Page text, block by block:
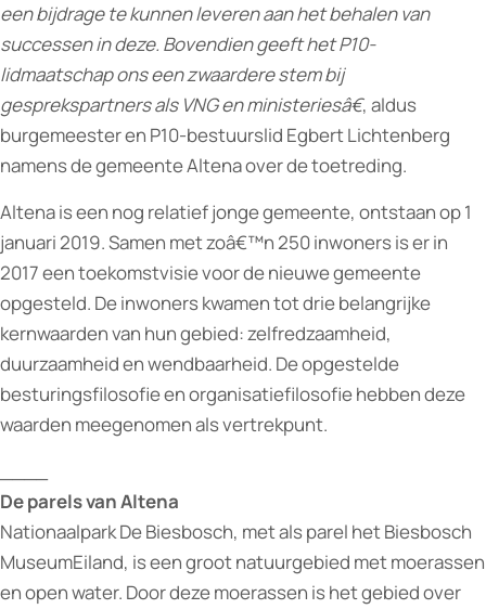
een bijdrage te kunnen leveren aan het behalen van
successen in deze. Bovendien geeft het P10-
lidmaatschap ons een zwaardere stem bij
gesprekspartners als VNG en ministeriesâ€, aldus
burgemeester en P10-bestuurslid Egbert Lichtenberg
namens de gemeente Altena over de toetreding.
Altena is een nog relatief jonge gemeente, ontstaan op 1
januari 2019. Samen met zoâ€™n 250 inwoners is er in
2017 een toekomstvisie voor de nieuwe gemeente
opgesteld. De inwoners kwamen tot drie belangrijke
kernwaarden van hun gebied: zelfredzaamheid,
duurzaamheid en wendbaarheid. De opgestelde
besturingsfilosofie en organisatiefilosofie hebben deze
waarden meegenomen als vertrekpunt.
De parels van Altena
Nationaalpark De Biesbosch, met als parel het Biesbosch
MuseumEiland, is een groot natuurgebied met moerassen
en open water. Door deze moerassen is het gebied over